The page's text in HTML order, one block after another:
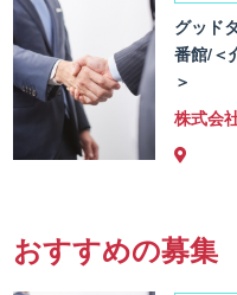
グッド
番館/＜
＞
株式会
おすすめの募集